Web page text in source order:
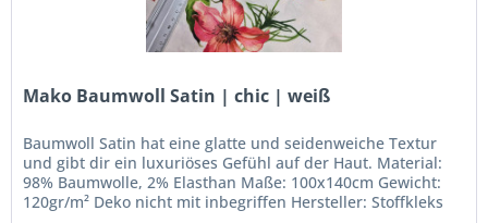
Mako Baumwoll Satin | chic | weiß
Baumwoll Satin hat eine glatte und seidenweiche Textur
und gibt dir ein luxuriöses Gefühl auf der Haut. Material:
98% Baumwolle, 2% Elasthan Maße: 100x140cm Gewicht:
120gr/m² Deko nicht mit inbegriffen Hersteller: Stoffkleks